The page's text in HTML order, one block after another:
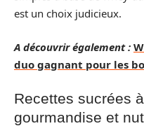
est un choix judicieux.
A découvrir également :
duo gagnant pour les
Recettes sucrées
gourmandise et